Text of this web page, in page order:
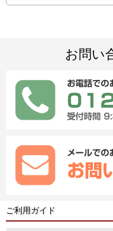
お問い
ご利用ガイド